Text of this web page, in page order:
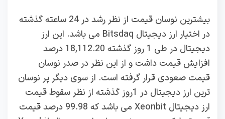
بیشترین نوسان قیمت از نظر رشد در 24 ساعته گذشته
در اختیار ارز دیجیتال Bitsdaq می باشد. این ارز
دیجیتال در طی 1 روز گذشته 18,112.20 درصد
افزایش قیمت داشت و از این نظر در صدر نوسان
قیمت صعودی قرار گرفته است. از سوی دیگر پر نوسان
ترین ارز دیجیتال در 1روز گذشته از نظر سقوط قیمت
ارز دیجیتال Xeonbit می باشد که 99.98 درصد قیمت